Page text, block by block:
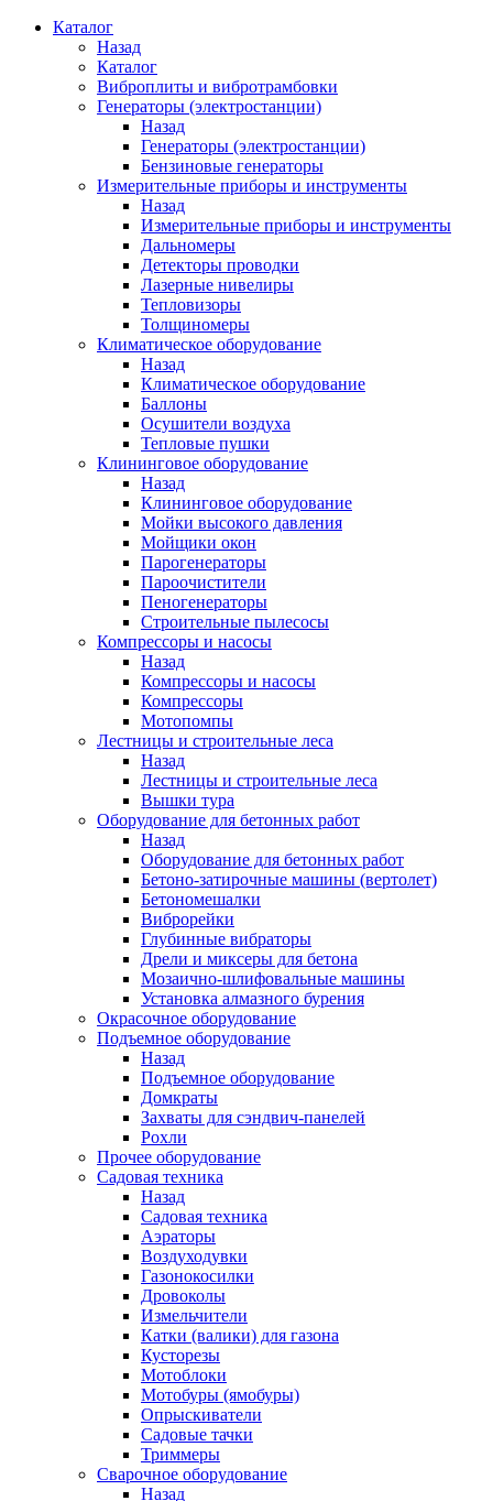
Каталог
Назад
Каталог
Виброплиты и вибротрамбовки
Генераторы (электростанции)
Назад
Генераторы (электростанции)
Бензиновые генераторы
Измерительные приборы и инструменты
Назад
Измерительные приборы и инструменты
Дальномеры
Детекторы проводки
Лазерные нивелиры
Тепловизоры
Толщиномеры
Климатическое оборудование
Назад
Климатическое оборудование
Баллоны
Осушители воздуха
Тепловые пушки
Клининговое оборудование
Назад
Клининговое оборудование
Мойки высокого давления
Мойщики окон
Парогенераторы
Пароочистители
Пеногенераторы
Строительные пылесосы
Компрессоры и насосы
Назад
Компрессоры и насосы
Компрессоры
Мотопомпы
Лестницы и строительные леса
Назад
Лестницы и строительные леса
Вышки тура
Оборудование для бетонных работ
Назад
Оборудование для бетонных работ
Бетоно-затирочные машины (вертолет)
Бетономешалки
Виброрейки
Глубинные вибраторы
Дрели и миксеры для бетона
Мозаично-шлифовальные машины
Установка алмазного бурения
Окрасочное оборудование
Подъемное оборудование
Назад
Подъемное оборудование
Домкраты
Захваты для сэндвич-панелей
Рохли
Прочее оборудование
Садовая техника
Назад
Садовая техника
Аэраторы
Воздуходувки
Газонокосилки
Дровоколы
Измельчители
Катки (валики) для газона
Кусторезы
Мотоблоки
Мотобуры (ямобуры)
Опрыскиватели
Садовые тачки
Триммеры
Сварочное оборудование
Назад